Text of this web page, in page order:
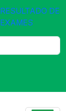
RESULTADO DE
EXAMES